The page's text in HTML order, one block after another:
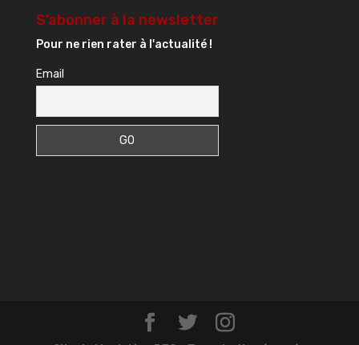
S’abonner à la newsletter
Pour ne rien rater à l'actualité !
Email